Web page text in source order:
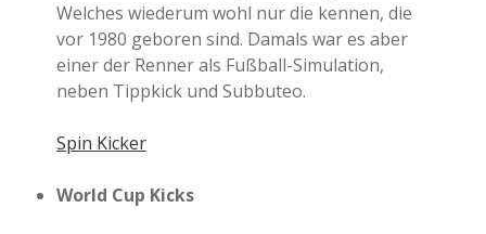
Welches wiederum wohl nur die kennen, die
vor 1980 geboren sind. Damals war es aber
einer der Renner als Fußball-Simulation,
neben Tippkick und Subbuteo.
Spin Kicker
World Cup Kicks